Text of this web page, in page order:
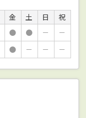
金 土 日
祝
● ● －
－
● － － －